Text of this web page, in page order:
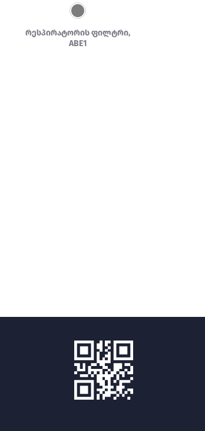
რესპირატორის ფილტრი,
ABE1